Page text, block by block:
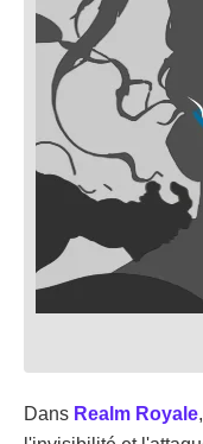
Dans Realm Royale